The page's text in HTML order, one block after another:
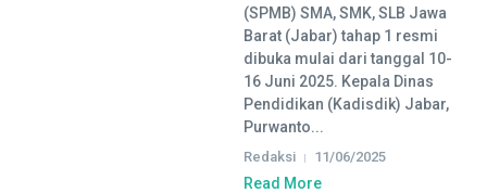
(SPMB) SMA, SMK, SLB Jawa
Barat (Jabar) tahap 1 resmi
dibuka mulai dari tanggal 10-
16 Juni 2025. Kepala Dinas
Pendidikan (Kadisdik) Jabar,
Purwanto...
Redaksi 11/06/2025
Read More